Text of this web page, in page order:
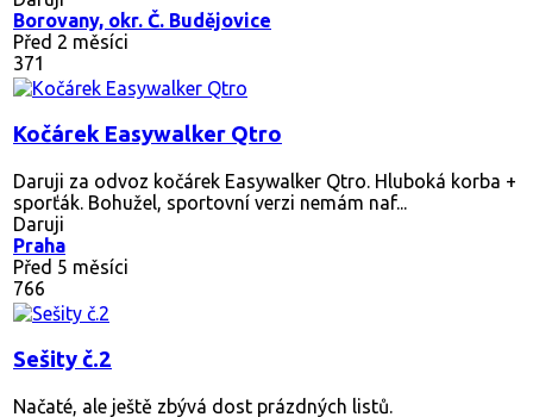
Borovany, okr. Č. Budějovice
Před 2 měsíci
371
Kočárek Easywalker Qtro
Daruji za odvoz kočárek Easywalker Qtro. Hluboká korba +
sporťák. Bohužel, sportovní verzi nemám naf...
Daruji
Praha
Před 5 měsíci
766
Sešity č.2
Načaté, ale ještě zbývá dost prázdných listů.